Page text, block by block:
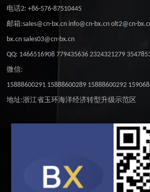
电话2: +86-576-87510445
邮箱:sales@cn-bx.cn info@cn-bx.cn olt2@cn-
bx.cn sales03@cn-bx.cn
QQ: 1466516908 779435636 2324321279
微信:
15888600291 15888600289 15888600292
地址:浙江省玉环海洋经济转型升级示范区